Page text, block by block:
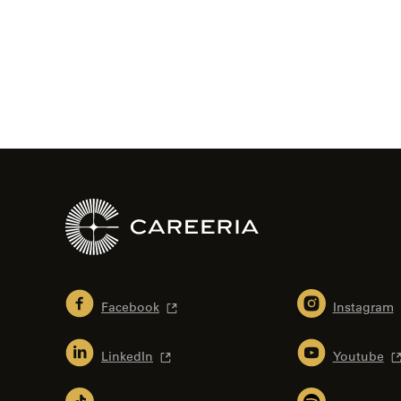
Facebook Instagram
LinkedIn Youtube